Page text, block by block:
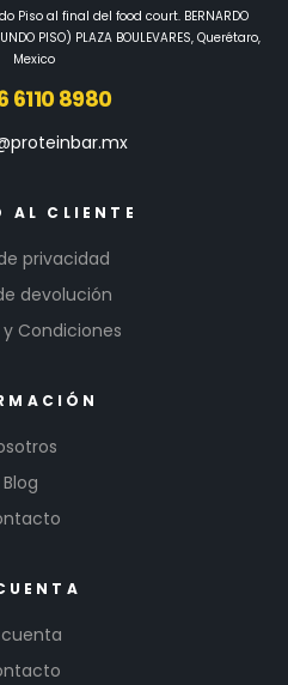
Piso al final del food court. BERNARDO
PISO) PLAZA BOULEVARES, Querétaro,
Mexico
6110 8980
AL CLIENTE
privacidad
devolución
Condiciones
Blog